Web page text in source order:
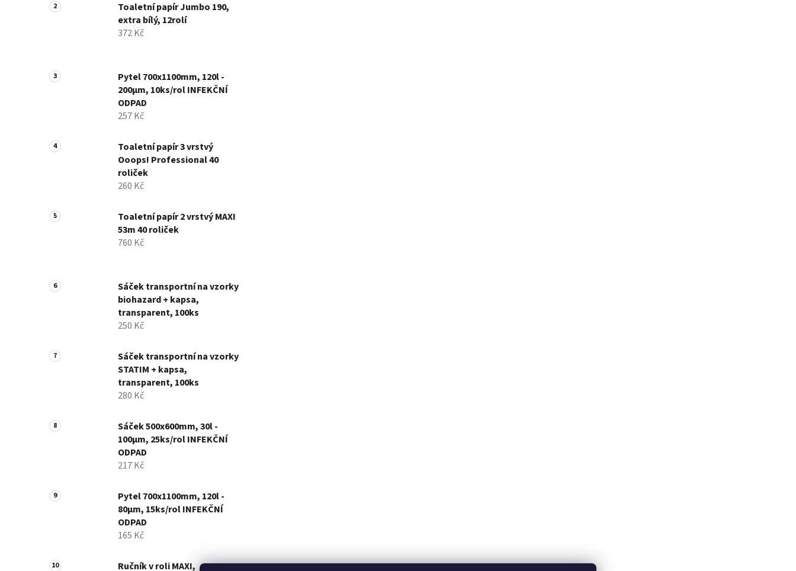
Toaletní papír Jumbo 190,
extra bílý, 12rolí
372 Kč
Pytel 700x1100mm, 120l -
200µm, 10ks/rol INFEKČNÍ
ODPAD
257 Kč
Toaletní papír 3 vrstvý
Ooops! Professional 40
roliček
260 Kč
Toaletní papír 2 vrstvý MAXI
53m 40 roliček
760 Kč
Sáček transportní na vzorky
biohazard + kapsa,
transparent, 100ks
250 Kč
Sáček transportní na vzorky
STATIM + kapsa,
transparent, 100ks
280 Kč
Sáček 500x600mm, 30l -
100µm, 25ks/rol INFEKČNÍ
ODPAD
217 Kč
Pytel 700x1100mm, 120l -
80µm, 15ks/rol INFEKČNÍ
ODPAD
165 Kč
Ručník v roli MAXI,